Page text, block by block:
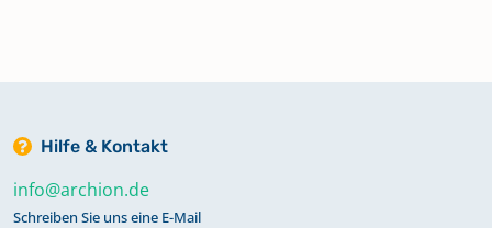
Kommunikanten 1751-1774
Kommunikanten 1781-1788
Hilfe & Kontakt
info@archion.de
Schreiben Sie uns eine E-Mail